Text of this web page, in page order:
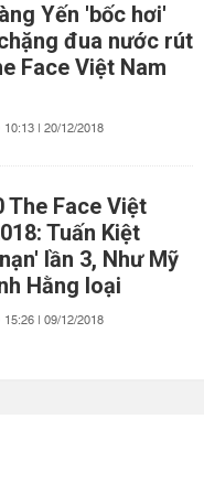
Yến 'bốc hơi'
đua nước rút
Face Việt Nam
10:13 | 20/12/2018
The Face Việt
Tuấn Kiệt
lần 3, Như Mỹ
Hằng loại
15:26 | 09/12/2018